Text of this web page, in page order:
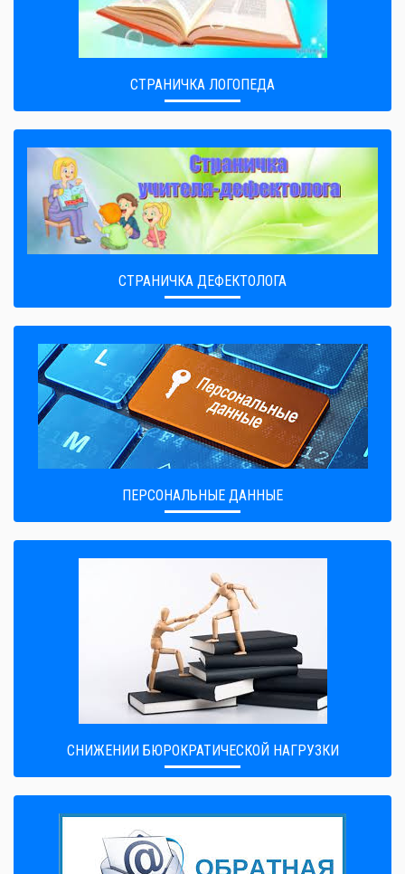
СТРАНИЧКА ЛОГОПЕДА
СТРАНИЧКА ДЕФЕКТОЛОГА
ПЕРСОНАЛЬНЫЕ ДАННЫЕ
CНИЖЕНИИ БЮРОКРАТИЧЕСКОЙ НАГРУЗКИ